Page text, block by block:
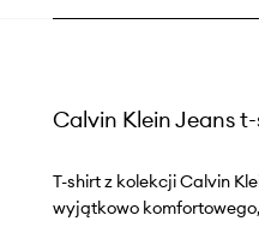
Calvin Klein Jeans
T-shirt z kolekcji Calvin
wyjątkowo